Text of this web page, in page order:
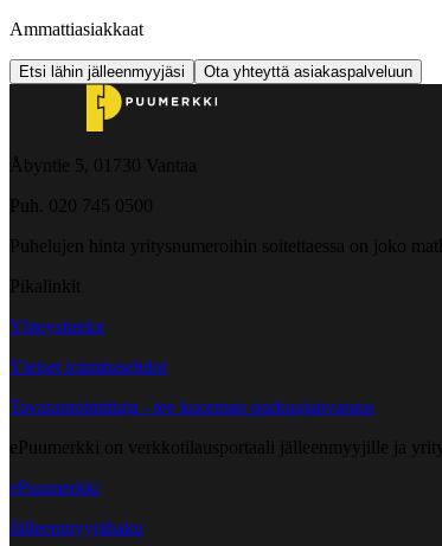
Ammattiasiakkaat
Etsi lähin jälleenmyyjäsi Ota yhteyttä asiakaspalveluun
Åbyntie 5, 01730 Vantaa
Puh. 020 745 0500
Puhelujen hinta yritysnumeroihin soitettaessa on joko
Pikalinkit
Yhteystiedot
Yleiset toimitusehdot
Tavarantoimittaja - tee kuorman purkuajanvaraus
ePuumerkki on verkkotilausportaali jälleenmyyjille ja
ePuumerkki
Jälleenmyyjähaku